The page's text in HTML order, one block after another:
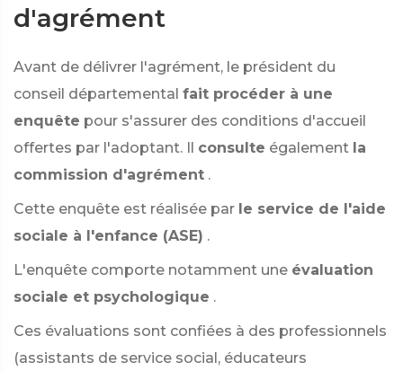
d'agrément
Avant de délivrer l'agrément, le président du
conseil départemental fait procéder à une
enquête pour s'assurer des conditions d'accueil
offertes par l'adoptant. Il consulte également la
commission d'agrément .
Cette enquête est réalisée par le service de l'aide
sociale à l'enfance (ASE) .
L'enquête comporte notamment une évaluation
sociale et psychologique .
Ces évaluations sont confiées à des professionnels
(assistants de service social, éducateurs